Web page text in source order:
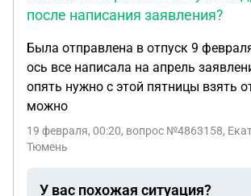
после написания заявления?
Была отправлена в отпуск 9
ось все написала на апрель
опять нужно с этой пятницы взять
можно
19 февраля, 00:20, вопрос №4863158,
Тюмень
У вас похожая ситуация?